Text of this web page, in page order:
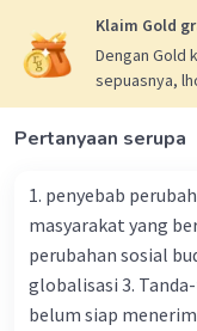
Klaim Gold
Dengan Gold
sepuasnya,
Pertanyaan serupa
1. penyebab
masyarakat yang
perubahan sosial
globalisasi 3.
belum siap